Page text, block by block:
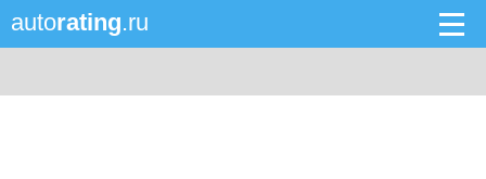
autorating.ru